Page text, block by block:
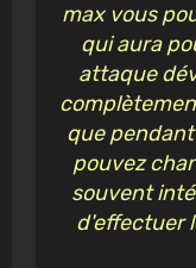
max vous
qui aura
attaque
que
pouvez
souvent
d'effectuer